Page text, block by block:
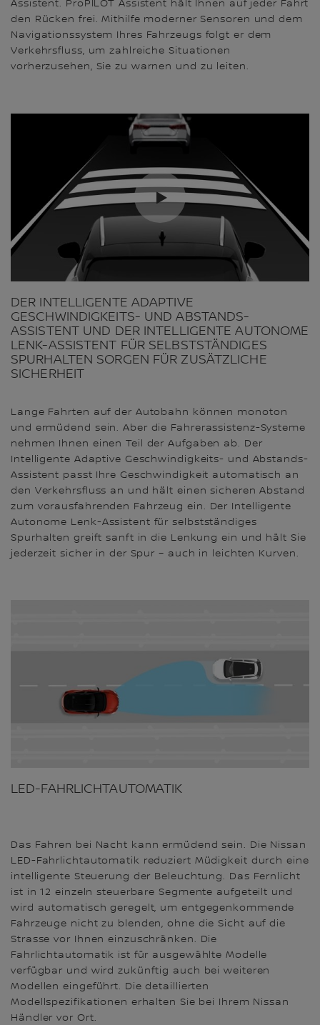
Assistent. ProPILOT Assistent hält Ihnen auf jeder Fahrt
den Rücken frei. Mithilfe moderner Sensoren und dem
Navigationssystem Ihres Fahrzeugs folgt er dem
Verkehrsfluss, um zahlreiche Situationen
vorherzusehen, Sie zu warnen und zu leiten.
DER INTELLIGENTE ADAPTIVE
GESCHWINDIGKEITS- UND ABSTANDS-
ASSISTENT UND DER INTELLIGENTE AUTONOME
LENK-ASSISTENT FÜR SELBSTSTÄNDIGES
SPURHALTEN SORGEN FÜR ZUSÄTZLICHE
SICHERHEIT
Lange Fahrten auf der Autobahn können monoton
und ermüdend sein. Aber die Fahrerassistenz-Systeme
nehmen Ihnen einen Teil der Aufgaben ab. Der
Intelligente Adaptive Geschwindigkeits- und Abstands-
Assistent passt Ihre Geschwindigkeit automatisch an
den Verkehrsfluss an und hält einen sicheren Abstand
zum vorausfahrenden Fahrzeug ein. Der Intelligente
Autonome Lenk-Assistent für selbstständiges
Spurhalten greift sanft in die Lenkung ein und hält Sie
jederzeit sicher in der Spur – auch in leichten Kurven.
LED-FAHRLICHTAUTOMATIK
Das Fahren bei Nacht kann ermüdend sein. Die Nissan
LED-Fahrlichtautomatik reduziert Müdigkeit durch eine
intelligente Steuerung der Beleuchtung. Das Fernlicht
ist in 12 einzeln steuerbare Segmente aufgeteilt und
wird automatisch geregelt, um entgegenkommende
Fahrzeuge nicht zu blenden, ohne die Sicht auf die
Strasse vor Ihnen einzuschränken. Die
Fahrlichtautomatik ist für ausgewählte Modelle
verfügbar und wird zukünftig auch bei weiteren
Modellen eingeführt. Die detaillierten
Modellspezifikationen erhalten Sie bei Ihrem Nissan
Händler vor Ort.